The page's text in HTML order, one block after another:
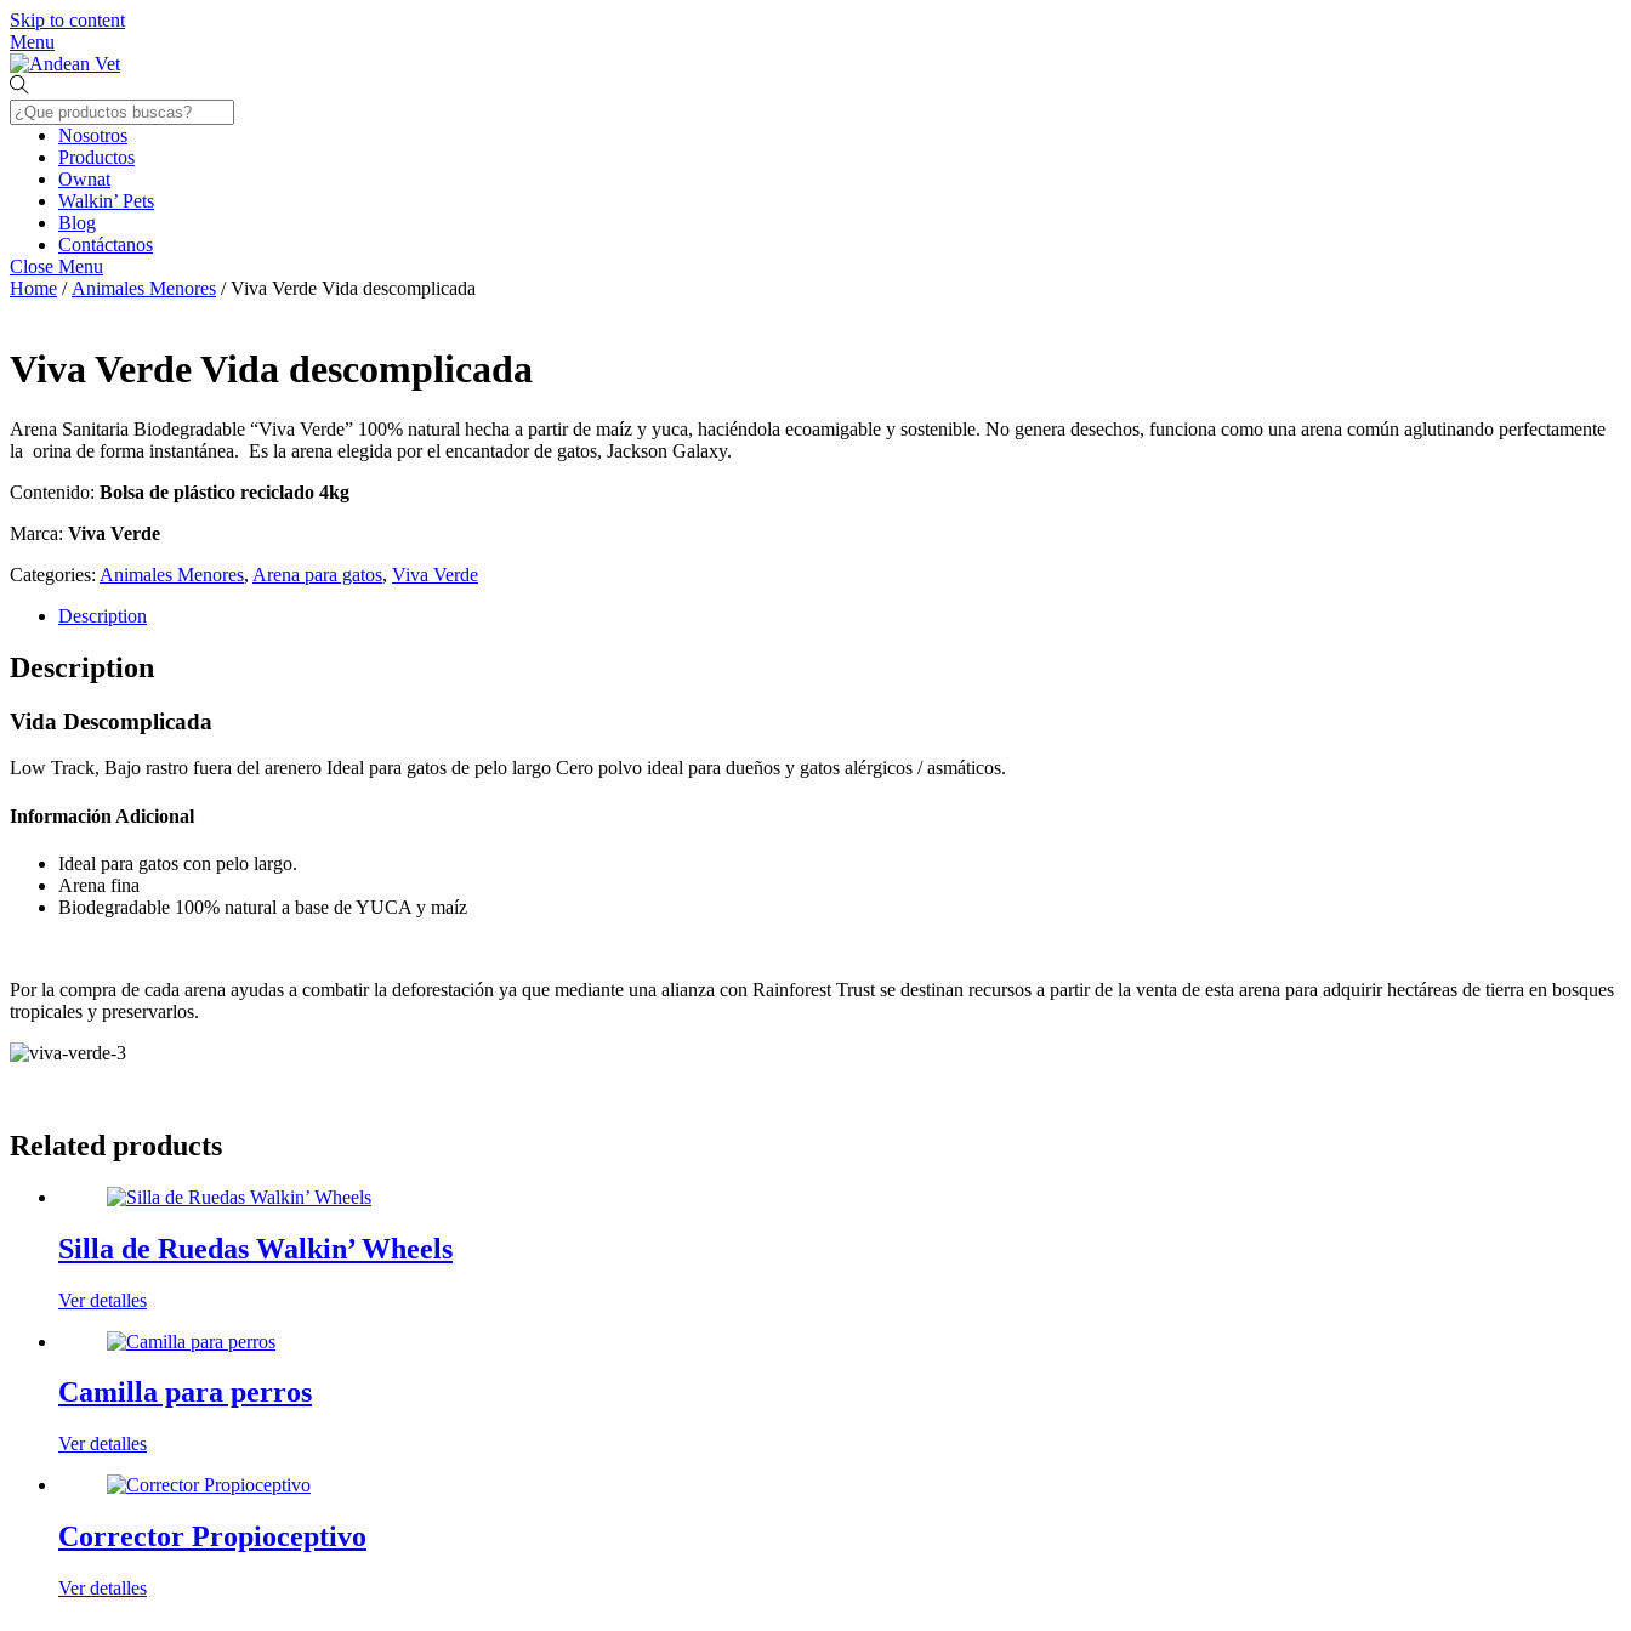
Skip to content
Menu
Nosotros
Productos
Ownat
Walkin’ Pets
Blog
Contáctanos
Close Menu
Home / Animales Menores / Viva Verde Vida descomplicada
Viva Verde Vida descomplicada
Arena Sanitaria Biodegradable “Viva Verde” 100% natural hecha a partir de maíz y yuca, haciéndola ecoamigable y sostenible. No genera desechos, funciona como una arena común aglutinando perfectamente
la orina de forma instantánea. Es la arena elegida por el encantador de gatos, Jackson Galaxy.
Contenido: Bolsa de plástico reciclado 4kg
Marca: Viva Verde
Categories: Animales Menores, Arena para gatos, Viva Verde
Description
Description
Vida Descomplicada
Low Track, Bajo rastro fuera del arenero Ideal para gatos de pelo largo Cero polvo ideal para dueños y gatos alérgicos / asmáticos.
Información Adicional
Ideal para gatos con pelo largo.
Arena fina
Biodegradable 100% natural a base de YUCA y maíz
Por la compra de cada arena ayudas a combatir la deforestación ya que mediante una alianza con Rainforest Trust se destinan recursos a partir de la venta de esta arena para adquirir hectáreas de tierra en bosques
tropicales y preservarlos.
Related products
Silla de Ruedas Walkin’ Wheels
Ver detalles
Camilla para perros
Ver detalles
Corrector Propioceptivo
Ver detalles